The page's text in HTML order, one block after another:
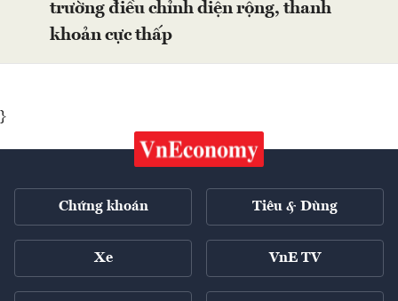
trường điều chỉnh diện rộng, thanh
khoản cực thấp
}
Chứng khoán Tiêu & Dùng
Xe VnE TV